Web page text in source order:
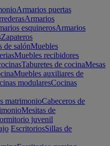
Armarios puertas
Armarios
esquinerosArmarios
Zapateros
de salónMuebles
Muebles recibidores
Taburetes de cocinaMesas
Muebles auxiliares de
modularesCocinas
matrimonioCabeceros de
Mesitas de
juvenil
EscritoriosSillas de